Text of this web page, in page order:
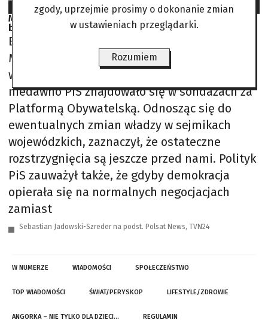
2024-04-09
Morawiecki i Kurski. Wybory samorządowe jeszcze
bardziej nasiliły ich konflikt
Były premier uważa, że jego partia wygrała
Morawiecki zwrócił uwagę na znaczenie
wyników wyborczych, podkreślając, że
niedawno PiS znajdowało się w sondażach za
Platformą Obywatelską. Odnosząc się do
ewentualnych zmian władzy w sejmikach
wojewódzkich, zaznaczył, że ostateczne
rozstrzygnięcia są jeszcze przed nami. Polityk
PiS zauważył także, że gdyby demokracja
opierała się na normalnych negocjacjach
zamiast
Sebastian Jadowski-Szreder na podst. Polsat News, TVN24
W NUMERZE WIADOMOŚCI SPOŁECZEŃSTWO
TOP WIADOMOŚCI ŚWIAT/PERYSKOP LIFESTYLE/ZDROWIE
ANGORKA – NIE TYLKO DLA DZIECI… REGULAMIN
zgody, uprzejmie prosimy o dokonanie zmian
w ustawieniach przeglądarki.
Rozumiem